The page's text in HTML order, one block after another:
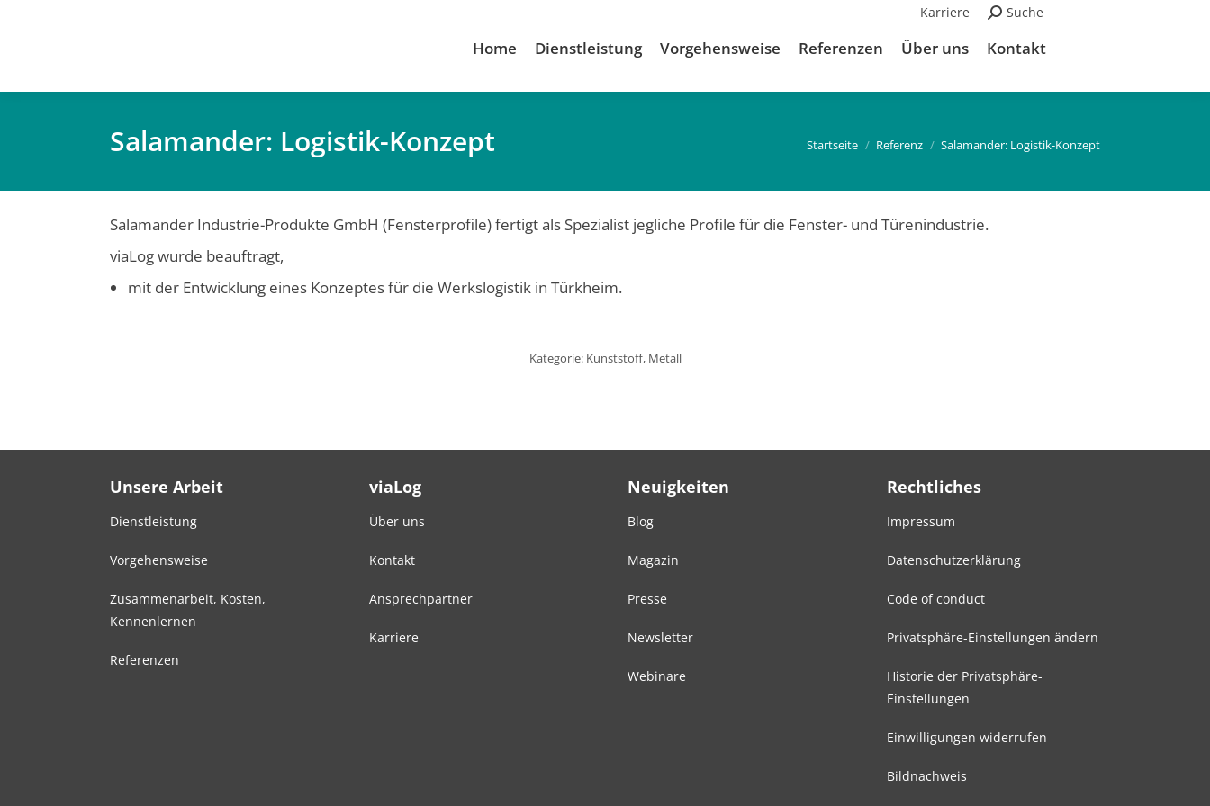
Karriere Suchen:
Suche
Home Dienstleistung Vorgehensweise Referenzen Über uns Kontakt
Salamander: Logistik-Konzept Du bist hier:
Startseite Referenz Salamander: Logistik-Konzept
Salamander Industrie-Produkte GmbH (Fensterprofile) fertigt als Spezialist jegliche Profile für die Fenster- und Türenindustrie.
viaLog wurde beauftragt,
mit der Entwicklung eines Konzeptes für die Werkslogistik in Türkheim.
Kategorie: Kunststoff, Metall
Unsere Arbeit
Dienstleistung
Vorgehensweise
Zusammenarbeit, Kosten,
Kennenlernen
Referenzen
viaLog
Über uns
Kontakt
Ansprechpartner
Karriere
Neuigkeiten
Blog
Magazin
Presse
Newsletter
Webinare
Rechtliches
Impressum
Datenschutzerklärung
Code of conduct
Privatsphäre-Einstellungen ändern
Historie der Privatsphäre-
Einstellungen
Einwilligungen widerrufen
Bildnachweis